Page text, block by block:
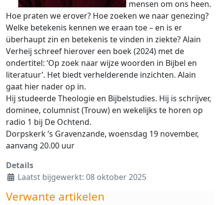
mensen om ons heen.
Hoe praten we erover? Hoe zoeken we naar genezing?
Welke betekenis kennen we eraan toe – en is er
überhaupt zin en betekenis te vinden in ziekte? Alain
Verheij schreef hierover een boek (2024) met de
ondertitel: ‘Op zoek naar wijze woorden in Bijbel en
literatuur’. Het biedt verhelderende inzichten. Alain
gaat hier nader op in.
Hij studeerde Theologie en Bijbelstudies. Hij is schrijver,
dominee, columnist (Trouw) en wekelijks te horen op
radio 1 bij De Ochtend.
Dorpskerk ’s Gravenzande, woensdag 19 november,
aanvang 20.00 uur
Details
Laatst bijgewerkt: 08 oktober 2025
Verwante artikelen